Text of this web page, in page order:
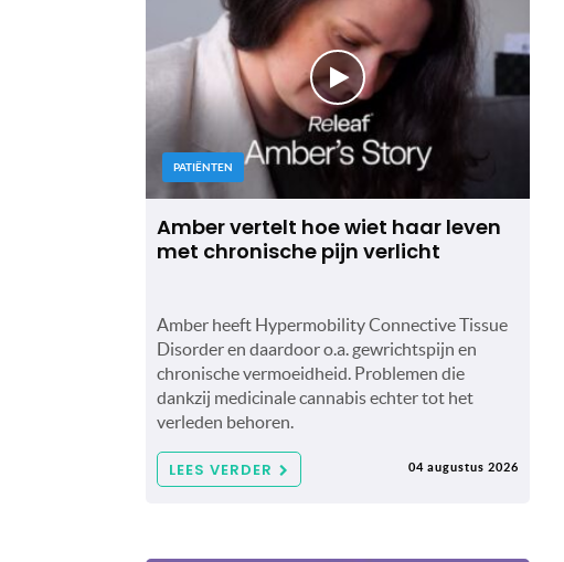
PATIËNTEN
Amber vertelt hoe wiet haar leven
met chronische pijn verlicht
Amber heeft Hypermobility Connective Tissue
Disorder en daardoor o.a. gewrichtspijn en
chronische vermoeidheid. Problemen die
dankzij medicinale cannabis echter tot het
verleden behoren.
LEES VERDER 04 augustus 2026